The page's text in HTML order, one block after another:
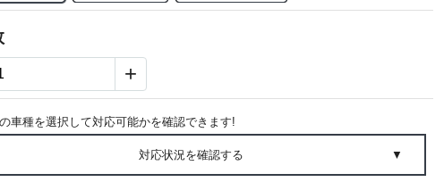
+
車種を選択して対応可能かを確認できます!
対応状況を確認する ▼